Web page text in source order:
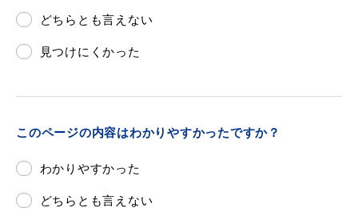
防災・防犯メール
どちらとも言えない
見つけにくかった
このページの内容はわかりやすかったですか？
わかりやすかった
どちらとも言えない